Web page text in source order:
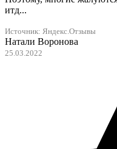
итд...
Источник: Яндекс.Отзывы
Натали Воронова
25.03.2022